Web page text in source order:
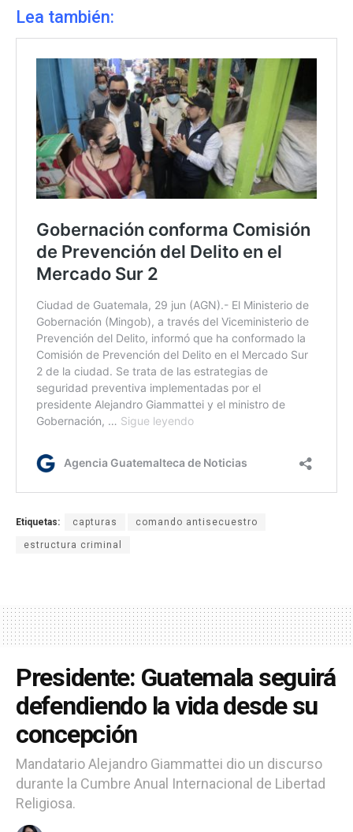
Lea también:
Etiquetas: capturas comando antisecuestro
estructura criminal
Presidente: Guatemala seguirá
defendiendo la vida desde su
concepción
Mandatario Alejandro Giammattei dio un discurso
durante la Cumbre Anual Internacional de Libertad
Religiosa.